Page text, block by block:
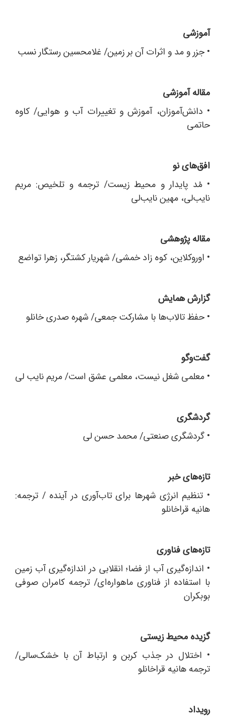
آموزشی
•جزر و مد و اثرات آن بر زمین/ غلامحسین رستگار نسب
مقاله آموزشی
• دانش‌آموزان، آموزش و تغییرات آب و هوایی/ کاوه
حاتمی
افق‌های نو
• مُد پایدار و محیط زیست/ ترجمه و تلخیص: مریم
نایب‌لی، مهین نایب‌لی
مقاله پژوهشی
• اوروکلاین، کوه زاد خمشی/ شهریار کشتگر، زهرا تواضع
گزارش همایش
•حفظ تالاب‌ها با مشارکت جمعی/ شهره صدری خانلو
گفت‌وگو
• معلمی شغل نیست، معلمی عشق است/ مریم نایب لی
گردشگری
• گردشگری صنعتی/ محمد حسن لی
تازه‌های خبر
• تنظیم انرژی شهرها برای تاب‌آوری در آینده / ترجمه:
هانیه قراخانلو
تازه‌های فناوری
• اندازه‌گیری آب از فضا؛ انقلابی در اندازه‌گیری آب زمین
با استفاده از فناوری ماهواره‌ای/ ترجمه کامران صوفی
بوبکران
گزیده محیط زیستی
• اختلال در جذب کربن و ارتباط آن با خشک‌سالی/
ترجمه هانیه قراخانلو
رویداد